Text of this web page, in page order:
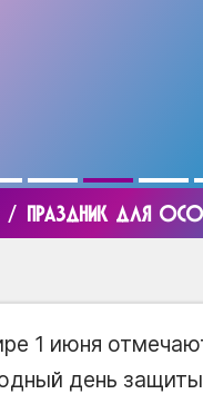
/ ПРАЗДНИК ДЛЯ
1 июня
день